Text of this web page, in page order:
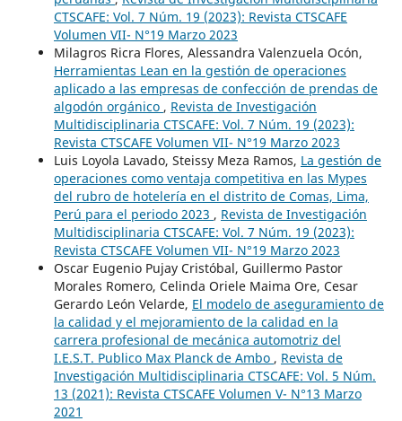
CTSCAFE: Vol. 7 Núm. 19 (2023): Revista CTSCAFE
Volumen VII- N°19 Marzo 2023
Milagros Ricra Flores, Alessandra Valenzuela Ocón,
Herramientas Lean en la gestión de operaciones
aplicado a las empresas de confección de prendas de
algodón orgánico , Revista de Investigación
Multidisciplinaria CTSCAFE: Vol. 7 Núm. 19 (2023):
Revista CTSCAFE Volumen VII- N°19 Marzo 2023
Luis Loyola Lavado, Steissy Meza Ramos, La gestión de
operaciones como ventaja competitiva en las Mypes
del rubro de hotelería en el distrito de Comas, Lima,
Perú para el periodo 2023 , Revista de Investigación
Multidisciplinaria CTSCAFE: Vol. 7 Núm. 19 (2023):
Revista CTSCAFE Volumen VII- N°19 Marzo 2023
Oscar Eugenio Pujay Cristóbal, Guillermo Pastor
Morales Romero, Celinda Oriele Maima Ore, Cesar
Gerardo León Velarde, El modelo de aseguramiento de
la calidad y el mejoramiento de la calidad en la
carrera profesional de mecánica automotriz del
I.E.S.T. Publico Max Planck de Ambo , Revista de
Investigación Multidisciplinaria CTSCAFE: Vol. 5 Núm.
13 (2021): Revista CTSCAFE Volumen V- N°13 Marzo
2021